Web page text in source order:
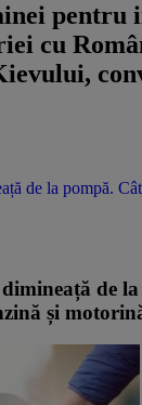
pentru
cu
de la pompă.
de
și